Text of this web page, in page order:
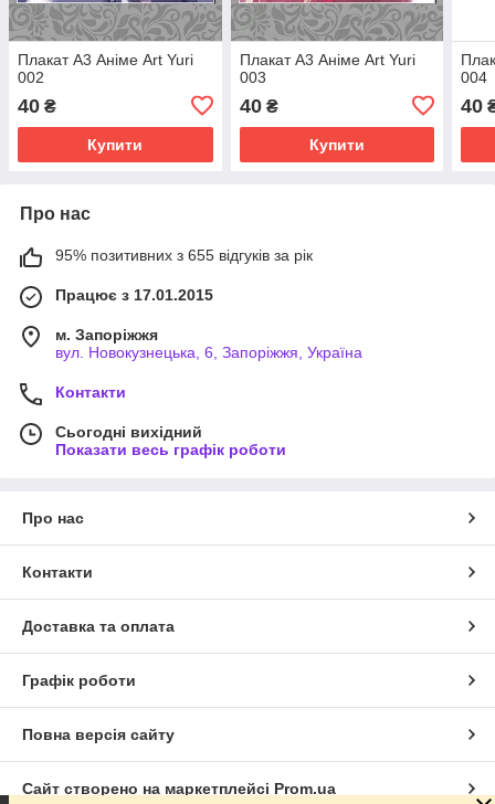
Плакат А3 Аніме Art Yuri
002
40 ₴
Купити
Плакат А3 Аніме Art Yuri
003
40₴
Купити
004
40
Про нас
95% позитивних з 655 відгуків за рік
Працює з 17.01.2015
м. Запоріжжя
вул. Новокузнецька, 6, Запоріжжя, Україна
Контакти
Сьогодні вихідний
Показати весь графік роботи
Про нас
Контакти
Доставка та оплата
Графік роботи
Повна версія сайту
Сайт створено на маркетплейсі Prom.ua